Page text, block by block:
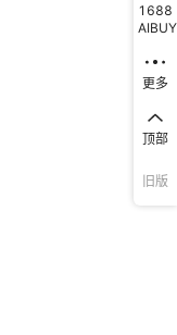
1688
AIBUY
更多
顶部
旧版